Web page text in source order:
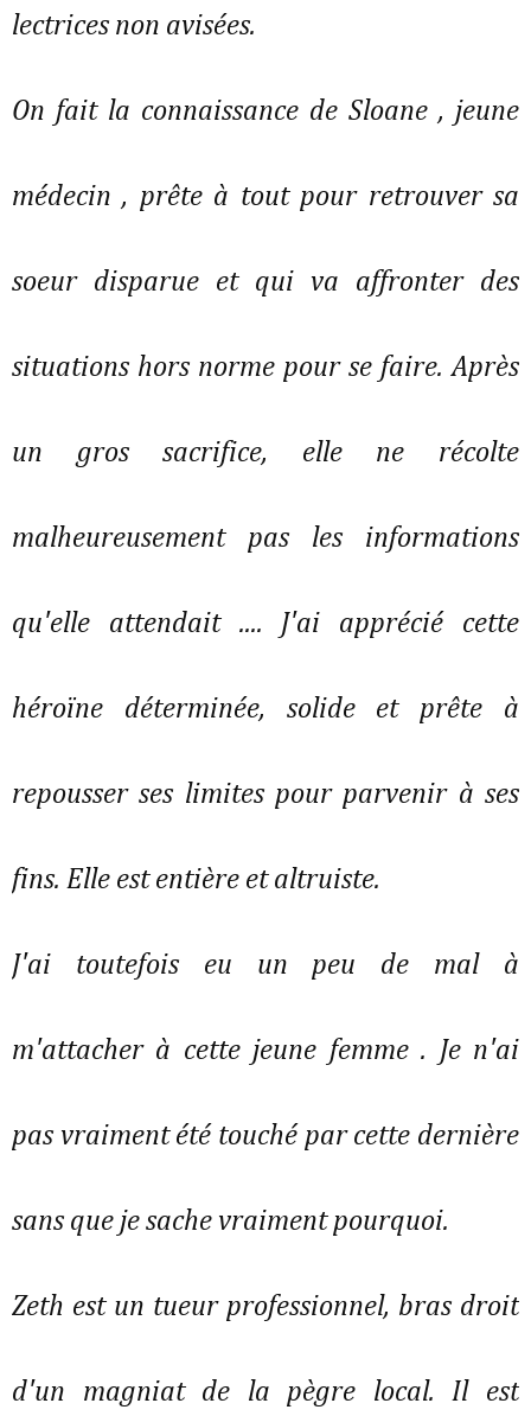
lectrices non avisées.
On fait la connaissance de Sloane , jeune
médecin , prête à tout pour retrouver sa
soeur disparue et qui va affronter des
situations hors norme pour se faire. Après
un gros sacrifice, elle ne récolte
malheureusement pas les informations
qu'elle attendait .... J'ai apprécié cette
héroïne déterminée, solide et prête à
repousser ses limites pour parvenir à ses
fins. Elle est entière et altruiste.
J'ai toutefois eu un peu de mal à
m'attacher à cette jeune femme . Je n'ai
pas vraiment été touché par cette dernière
sans que je sache vraiment pourquoi.
Zeth est un tueur professionnel, bras droit
d'un magniat de la pègre local. Il est